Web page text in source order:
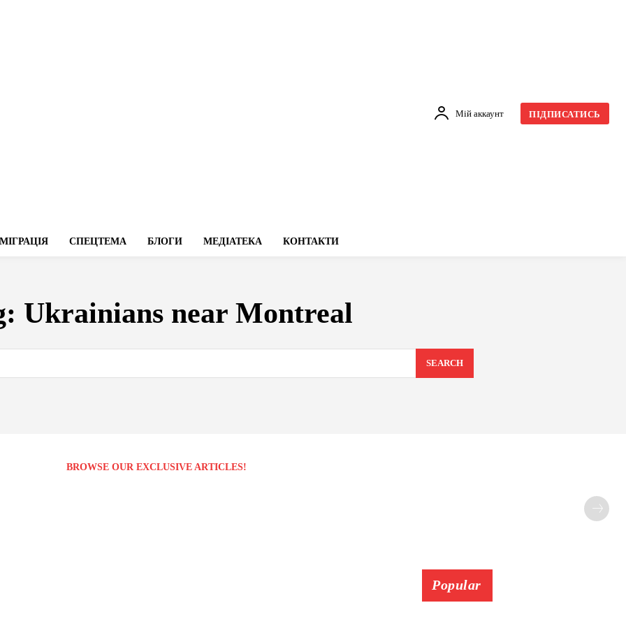
Мій аккаунт ПІДПИСАТИСЬ
МІГРАЦІЯ СПЕЦТЕМА БЛОГИ МЕДІАТЕКА КОНТАКТИ
Ukrainians near Montreal
SEARCH
BROWSE OUR EXCLUSIVE ARTICLES!
Popular